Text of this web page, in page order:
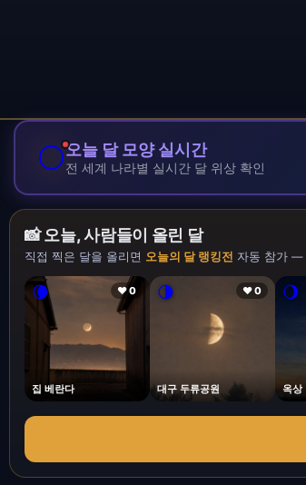
🌕오늘 달 모양 실시간
전 세계 나라별 실시간 달 위상 확인
📸 오늘, 사람들이 올린 달
직접 찍은 달을 올리면 오늘의 달 랭킹전 자동 참가 —
🌘 ❤ 0
집 베란다
🌗 ❤ 0
대구 두류공원
🌖
옥상